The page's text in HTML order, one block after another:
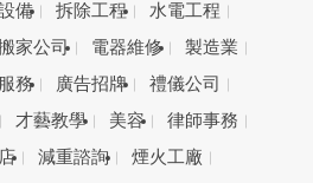
備 拆除工程
水電工程
家公司 電器維修
製造業
務 廣告招牌
禮儀公司
才藝教學 美容
律師事務
減重諮詢
煙火工廠